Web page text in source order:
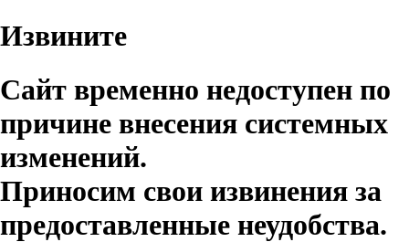
Извините
Сайт временно недоступен по
причине внесения системных
изменений.
Приносим свои извинения за
предоставленные неудобства.